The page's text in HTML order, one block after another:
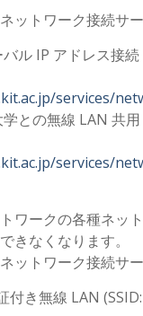
ットワーク接続サ
ル IP アドレス接続
services/
との無線 LAN 共用
services/
ワークの各種ネッ
きなくなります。
ットワーク接続サ
付き無線 LAN